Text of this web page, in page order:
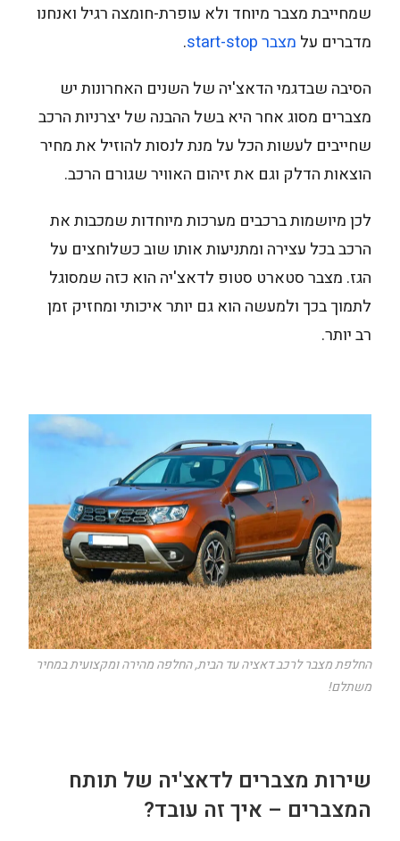
שמחייבת מצבר מיוחד ולא עופרת-חומצה רגיל ואנחנו
מדברים על מצבר start-stop
.
הסיבה שבדגמי הדאצ'יה של השנים האחרונות יש
מצברים מסוג אחר היא בשל ההבנה של יצרניות הרכב
שחייבים לעשות הכל על מנת לנסות להוזיל את מחיר
הוצאות הדלק וגם את זיהום האוויר שגורם הרכב.
לכן מיושמות ברכבים מערכות מיוחדות שמכבות את
הרכב בכל עצירה ומתניעות אותו שוב כשלוחצים על
הגז. מצבר סטארט סטופ לדאצ'יה הוא כזה שמסוגל
לתמוך בכך ולמעשה הוא גם יותר איכותי ומחזיק זמן
רב יותר.
החלפת מצבר לרכב דאציה עד הבית, החלפה מהירה ומקצועית במחיר
משתלם!
שירות מצברים לדאצ'יה של תותח
המצברים – איך זה עובד?